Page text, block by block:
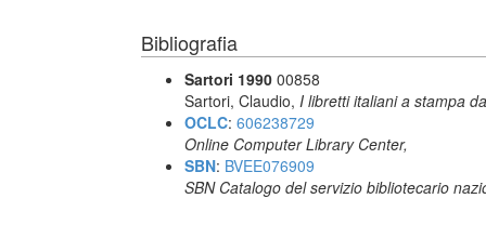
Bibliografia
Sartori 1990 00858
Sartori, Claudio, I libretti italiani a stampa
OCLC: 606238729
Online Computer Library Center,
SBN: BVEE076909
SBN Catalogo del servizio bibliotecario